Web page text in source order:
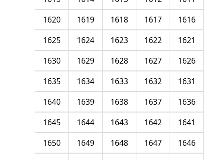
1616
1617
1618
1619
1620
1621
1622
1623
1624
1625
1626
1627
1628
1629
1630
1631
1632
1633
1634
1635
1636
1637
1638
1639
1640
1641
1642
1643
1644
1645
1646
1647
1648
1649
1650